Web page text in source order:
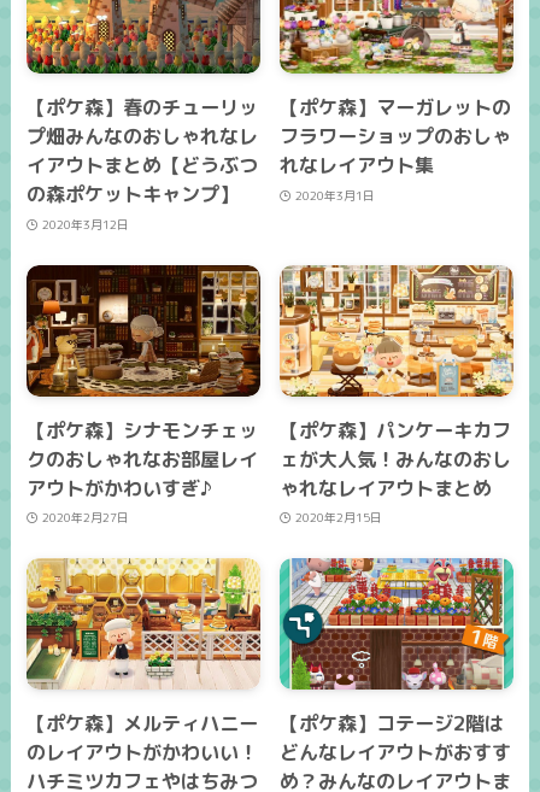
【ポケ森】春のチューリッ
プ畑みんなのおしゃれなレ
イアウトまとめ【どうぶつ
の森ポケットキャンプ】
2020年3月12日
【ポケ森】マーガレットの
フラワーショップのおしゃ
れなレイアウト集
2020年3月1日
【ポケ森】シナモンチェッ
クのおしゃれなお部屋レイ
アウトがかわいすぎ♪
2020年2月27日
【ポケ森】パンケーキカフ
ェが大人気！みんなのおし
ゃれなレイアウトまとめ
2020年2月15日
【ポケ森】メルティハニー
のレイアウトがかわいい！
ハチミツカフェやはちみつ
【ポケ森】コテージ2階は
どんなレイアウトがおすす
め？みんなのレイアウトま